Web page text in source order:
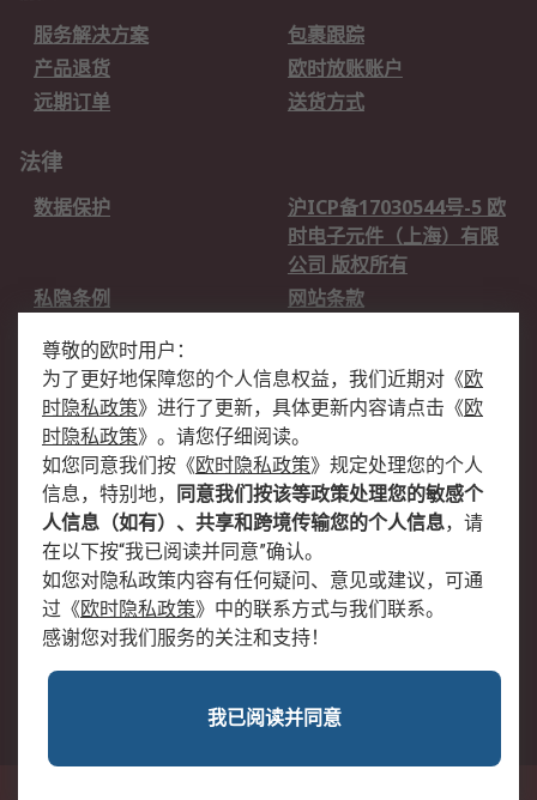
服务解决方案
包裹跟踪
产品退货
欧时放账账户
远期订单
送货方式
法律
数据保护
沪ICP备17030544号-5 欧
时电子元件（上海）有限
公司 版权所有
私隐条例
网站条款
关于欧时
欧时销售条款
账户和付款
企业集团
全球办事处
关于我们
新闻中心
加入我们
沪公网安备 31011502009054号
尊敬的欧时用户：
为了更好地保障您的个人信息权益，我们近期对 《欧
时隐私政策》 进行了更新，具体更新内容请点击 《欧
时隐私政策》 。请您仔细阅读。
如您同意我们按 《欧时隐私政策》 规定处理您的个人
信息，特别地，
同意我们按该等政策处理您的敏感个
人信息（如有）、共享和跨境传输您的个人信息，请
在以下按“我已阅读并同意”确认。
如您对隐私政策内容有任何疑问、意见或建议，可通
过 《欧时隐私政策》 中的联系方式与我们联系。
感谢您对我们服务的关注和支持！
我已阅读并同意